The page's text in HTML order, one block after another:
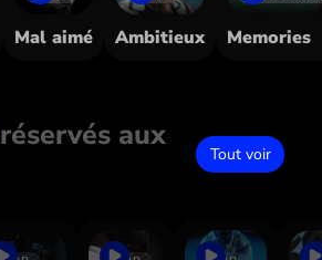
Mal aimé Ambitieux Memories
réservés aux
Tout voir